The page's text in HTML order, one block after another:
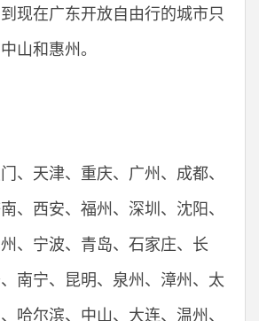
现在广东开放自由行的城市只
山和惠州。
、天津、重庆、广州、成都、
、西安、福州、深圳、沈阳、
、宁波、青岛、石家庄、长
南宁、昆明、泉州、漳州、太
哈尔滨、中山、大连、温州、